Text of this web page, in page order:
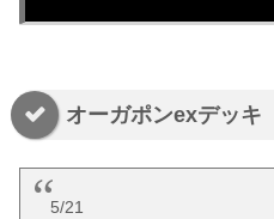
オーガポンexデッキ
5/21